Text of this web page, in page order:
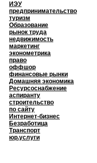
ИЭУ
предпринимательство
туризм
Образование
рынок труда
недвижимость
маркетинг
эконометрика
право
оффшор
финансовые рынки
Домашняя экономика
Ресурсоснабжение
аспиранту
строительство
по сайту
Интернет-бизнес
Безработица
Транспорт
юр.услуги